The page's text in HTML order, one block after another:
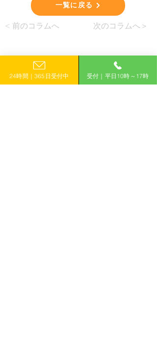
一覧に戻る
< 前のコラムへ 次のコラムへ＞
24時間｜365日受付中 受付｜平日10時～17時